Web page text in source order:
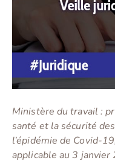
Ministère du travail :
santé et la sécurité
l’épidémie de Covid-
applicable au 3 janvier